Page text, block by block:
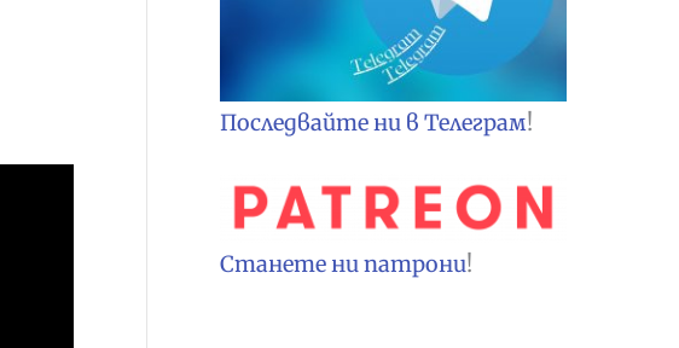
Последвайте ни в Телеграм!
Станете ни патрони!